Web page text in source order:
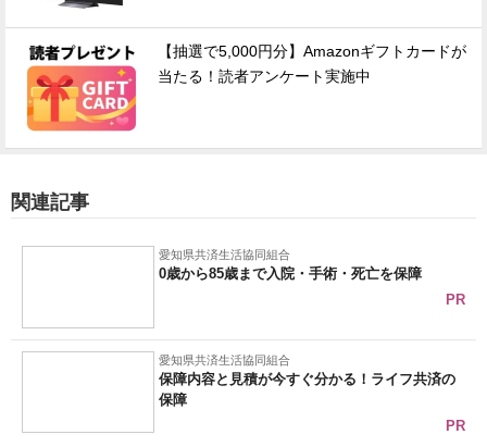
【抽選で5,000円分】Amazonギフトカードが
当たる！読者アンケート実施中
関連記事
愛知県共済生活協同組合
0歳から85歳まで入院・手術・死亡を保障
PR
愛知県共済生活協同組合
保障内容と見積が今すぐ分かる！ライフ共済の
保障
PR